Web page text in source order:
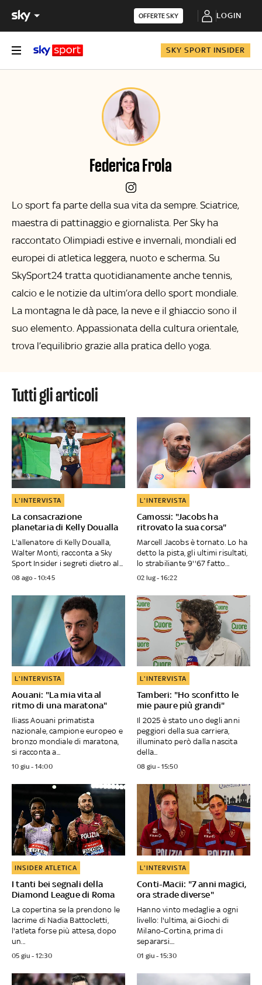
OFFERTE SKY LOGIN
SKY SPORT INSIDER
Federica Frola
Lo sport fa parte della sua vita da sempre. Sciatrice,
maestra di pattinaggio e giornalista. Per Sky ha
raccontato Olimpiadi estive e invernali, mondiali ed
europei di atletica leggera, nuoto e scherma. Su
SkySport24 tratta quotidianamente anche tennis,
calcio e le notizie da ultim’ora dello sport mondiale.
La montagna le dà pace, la neve e il ghiaccio sono il
suo elemento. Appassionata della cultura orientale,
trova l’equilibrio grazie alla pratica dello yoga.
tutti gli articoli
La consacrazione
planetaria di Kelly Doualla
L'INTERVISTA
L'allenatore di Kelly Doualla,
Walter Monti, racconta a Sky
Sport Insider i segreti dietro al...
08 ago - 10:45
Camossi: "Jacobs ha
ritrovato la sua corsa"
L'INTERVISTA
Marcell Jacobs è tornato. Lo ha
detto la pista, gli ultimi risultati,
lo strabiliante 9''67 fatto...
02 lug - 16:22
Aouani: "La mia vita al
ritmo di una maratona"
L'INTERVISTA
Iliass Aouani primatista
nazionale, campione europeo e
bronzo mondiale di maratona,
si racconta a...
10 giu - 14:00
Tamberi: "Ho sconfitto le
mie paure più grandi"
L'INTERVISTA
Il 2025 è stato uno degli anni
peggiori della sua carriera,
illuminato però dalla nascita
della...
08 giu - 15:50
I tanti bei segnali della
Diamond League di Roma
INSIDER ATLETICA
La copertina se la prendono le
lacrime di Nadia Battocletti,
l'atleta forse più attesa, dopo
un...
05 giu - 12:30
Conti-Macii: "7 anni magici,
ora strade diverse"
L'INTERVISTA
Hanno vinto medaglie a ogni
livello: l'ultima, ai Giochi di
Milano-Cortina, prima di
separarsi....
01 giu - 15:30